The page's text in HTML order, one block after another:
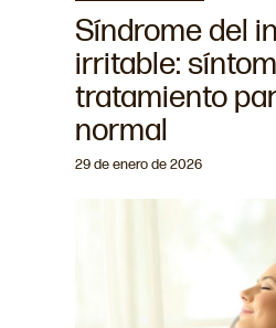
Síndrome del
irritable:
tratamiento
normal
29 de enero de 2026